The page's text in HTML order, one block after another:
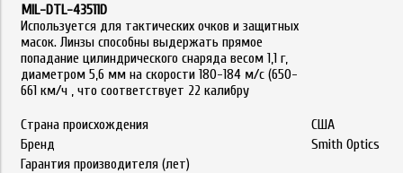
MIL-DTL-43511D
Используется для тактических очков и защитных
масок. Линзы способны выдержать прямое
попадание цилиндрического снаряда весом 1,1 г,
диаметром 5,6 мм на скорости 180-184 м/с (650-
661 км/ч , что соответствует 22 калибру
Страна происхождения
США
Бренд
Smith Optics
Гарантия производителя (лет)